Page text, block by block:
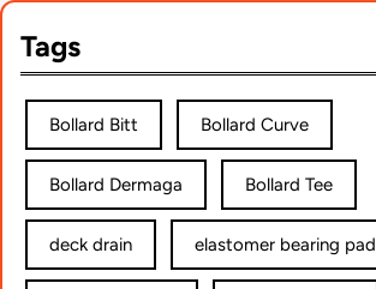
Tags
Bollard Bitt Bollard Curve
Bollard Dermaga Bollard Tee
deck drain elastomer bearing pad